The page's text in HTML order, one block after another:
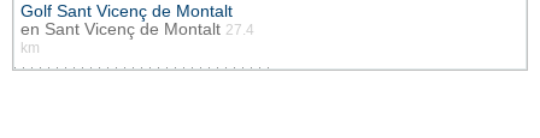
Golf Sant Vicenç de Montalt
en Sant Vicenç de Montalt 27.4
km